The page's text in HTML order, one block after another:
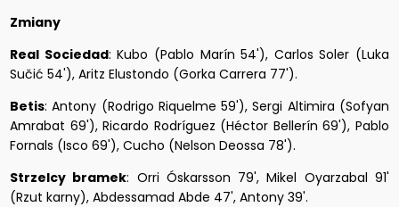
Zmiany
Real Sociedad: Kubo (Pablo Marín 54'), Carlos Soler (Luka
Sučić 54'), Aritz Elustondo (Gorka Carrera 77').
Betis: Antony (Rodrigo Riquelme 59'), Sergi Altimira (Sofyan
Amrabat 69'), Ricardo Rodríguez (Héctor Bellerín 69'), Pablo
Fornals (Isco 69'), Cucho (Nelson Deossa 78').
Strzelcy bramek: Orri Óskarsson 79', Mikel Oyarzabal 91'
(Rzut karny), Abdessamad Abde 47', Antony 39'.